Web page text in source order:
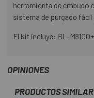
herramienta de embudo
sistema de purgado
El kit incluye: BL-
OPINIONES
PRODUCTOS